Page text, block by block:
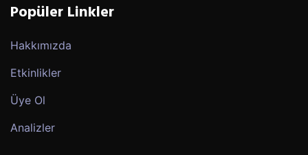
Popüler Linkler
Hakkımızda
Etkinlikler
Üye Ol
Analizler